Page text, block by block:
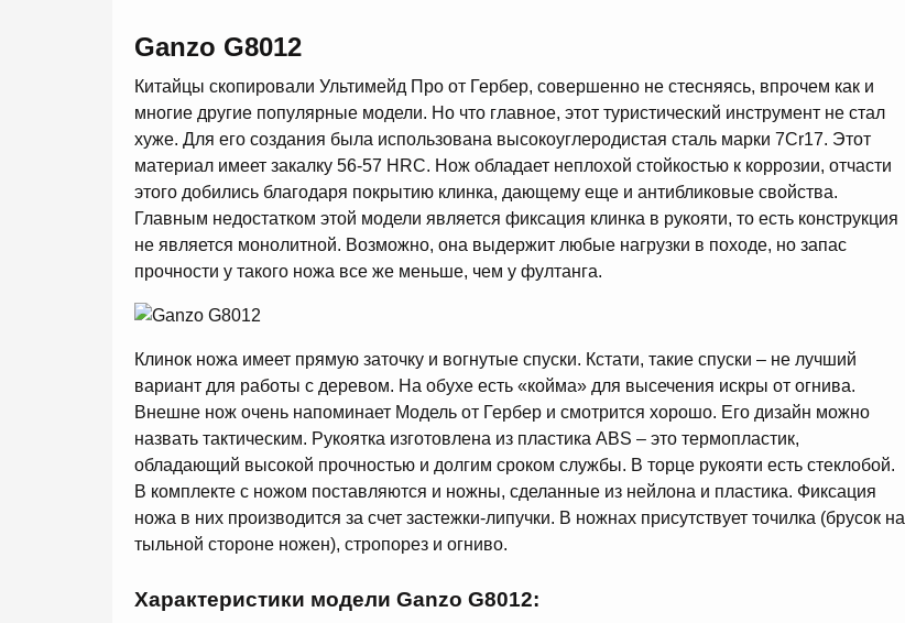
Ganzo G8012
Китайцы скопировали Ультимейд Про от Гербер, совершенно не стесняясь, впрочем как и
многие другие популярные модели. Но что главное, этот туристический инструмент не стал
хуже. Для его создания была использована высокоуглеродистая сталь марки 7Cr17. Этот
материал имеет закалку 56-57 HRC. Нож обладает неплохой стойкостью к коррозии, отчасти
этого добились благодаря покрытию клинка, дающему еще и антибликовые свойства.
Главным недостатком этой модели является фиксация клинка в рукояти, то есть конструкция
не является монолитной. Возможно, она выдержит любые нагрузки в походе, но запас
прочности у такого ножа все же меньше, чем у фултанга.
Клинок ножа имеет прямую заточку и вогнутые спуски. Кстати, такие спуски – не лучший
вариант для работы с деревом. На обухе есть «койма» для высечения искры от огнива.
Внешне нож очень напоминает Модель от Гербер и смотрится хорошо. Его дизайн можно
назвать тактическим. Рукоятка изготовлена из пластика ABS – это термопластик,
обладающий высокой прочностью и долгим сроком службы. В торце рукояти есть стеклобой.
В комплекте с ножом поставляются и ножны, сделанные из нейлона и пластика. Фиксация
ножа в них производится за счет застежки-липучки. В ножнах присутствует точилка (брусок на
тыльной стороне ножен), стропорез и огниво.
Характеристики модели Ganzo G8012: